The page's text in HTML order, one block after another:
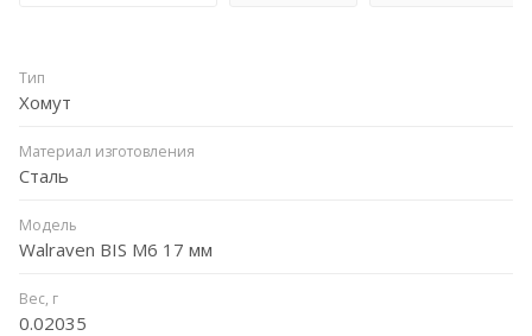
Тип
Хомут
Материал изготовления
Сталь
Модель
Walraven BIS M6 17 мм
Вес, г
0.02035